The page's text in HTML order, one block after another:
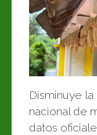
Disminuye
nacional de
datos